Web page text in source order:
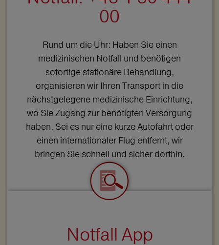
00
Rund um die Uhr: Haben Sie einen
medizinischen Notfall und benötigen
sofortige stationäre Behandlung,
organisieren wir Ihren Transport in die
nächstgelegene medizinische Einrichtung,
wo Sie Zugang zur benötigten Versorgung
haben. Sei es nur eine kurze Autofahrt oder
einen internationaler Flug entfernt, wir
bringen Sie schnell und sicher dorthin.
Notfall App